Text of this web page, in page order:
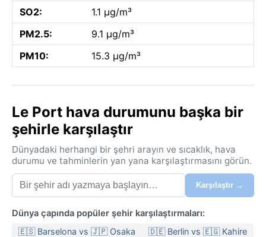
SO2:
1.1 µg/m³
PM2.5:
9.1 µg/m³
PM10:
15.3 µg/m³
Le Port hava durumunu başka bir
şehirle karşılaştır
Dünyadaki herhangi bir şehri arayın ve sıcaklık, hava
durumu ve tahminlerin yan yana karşılaştırmasını görün.
Karşılaştır →
Dünya çapında popüler şehir karşılaştırmaları:
🇪🇸 Barselona vs 🇯🇵 Osaka
🇩🇪 Berlin vs 🇪🇬 Kahire